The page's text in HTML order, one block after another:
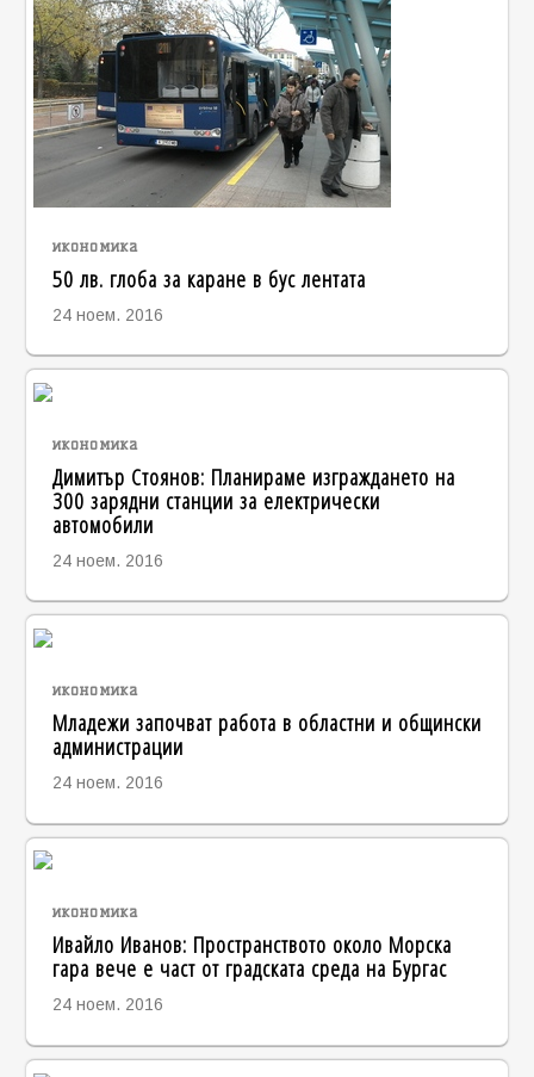
икономика
50 лв. глоба за каране в бус лентата
24 ноем. 2016
икономика
Димитър Стоянов: Планираме изграждането на
300 зарядни станции за електрически
автомобили
24 ноем. 2016
икономика
Младежи започват работа в областни и общински
администрации
24 ноем. 2016
икономика
Ивайло Иванов: Пространството около Морска
гара вече е част от градската среда на Бургас
24 ноем. 2016